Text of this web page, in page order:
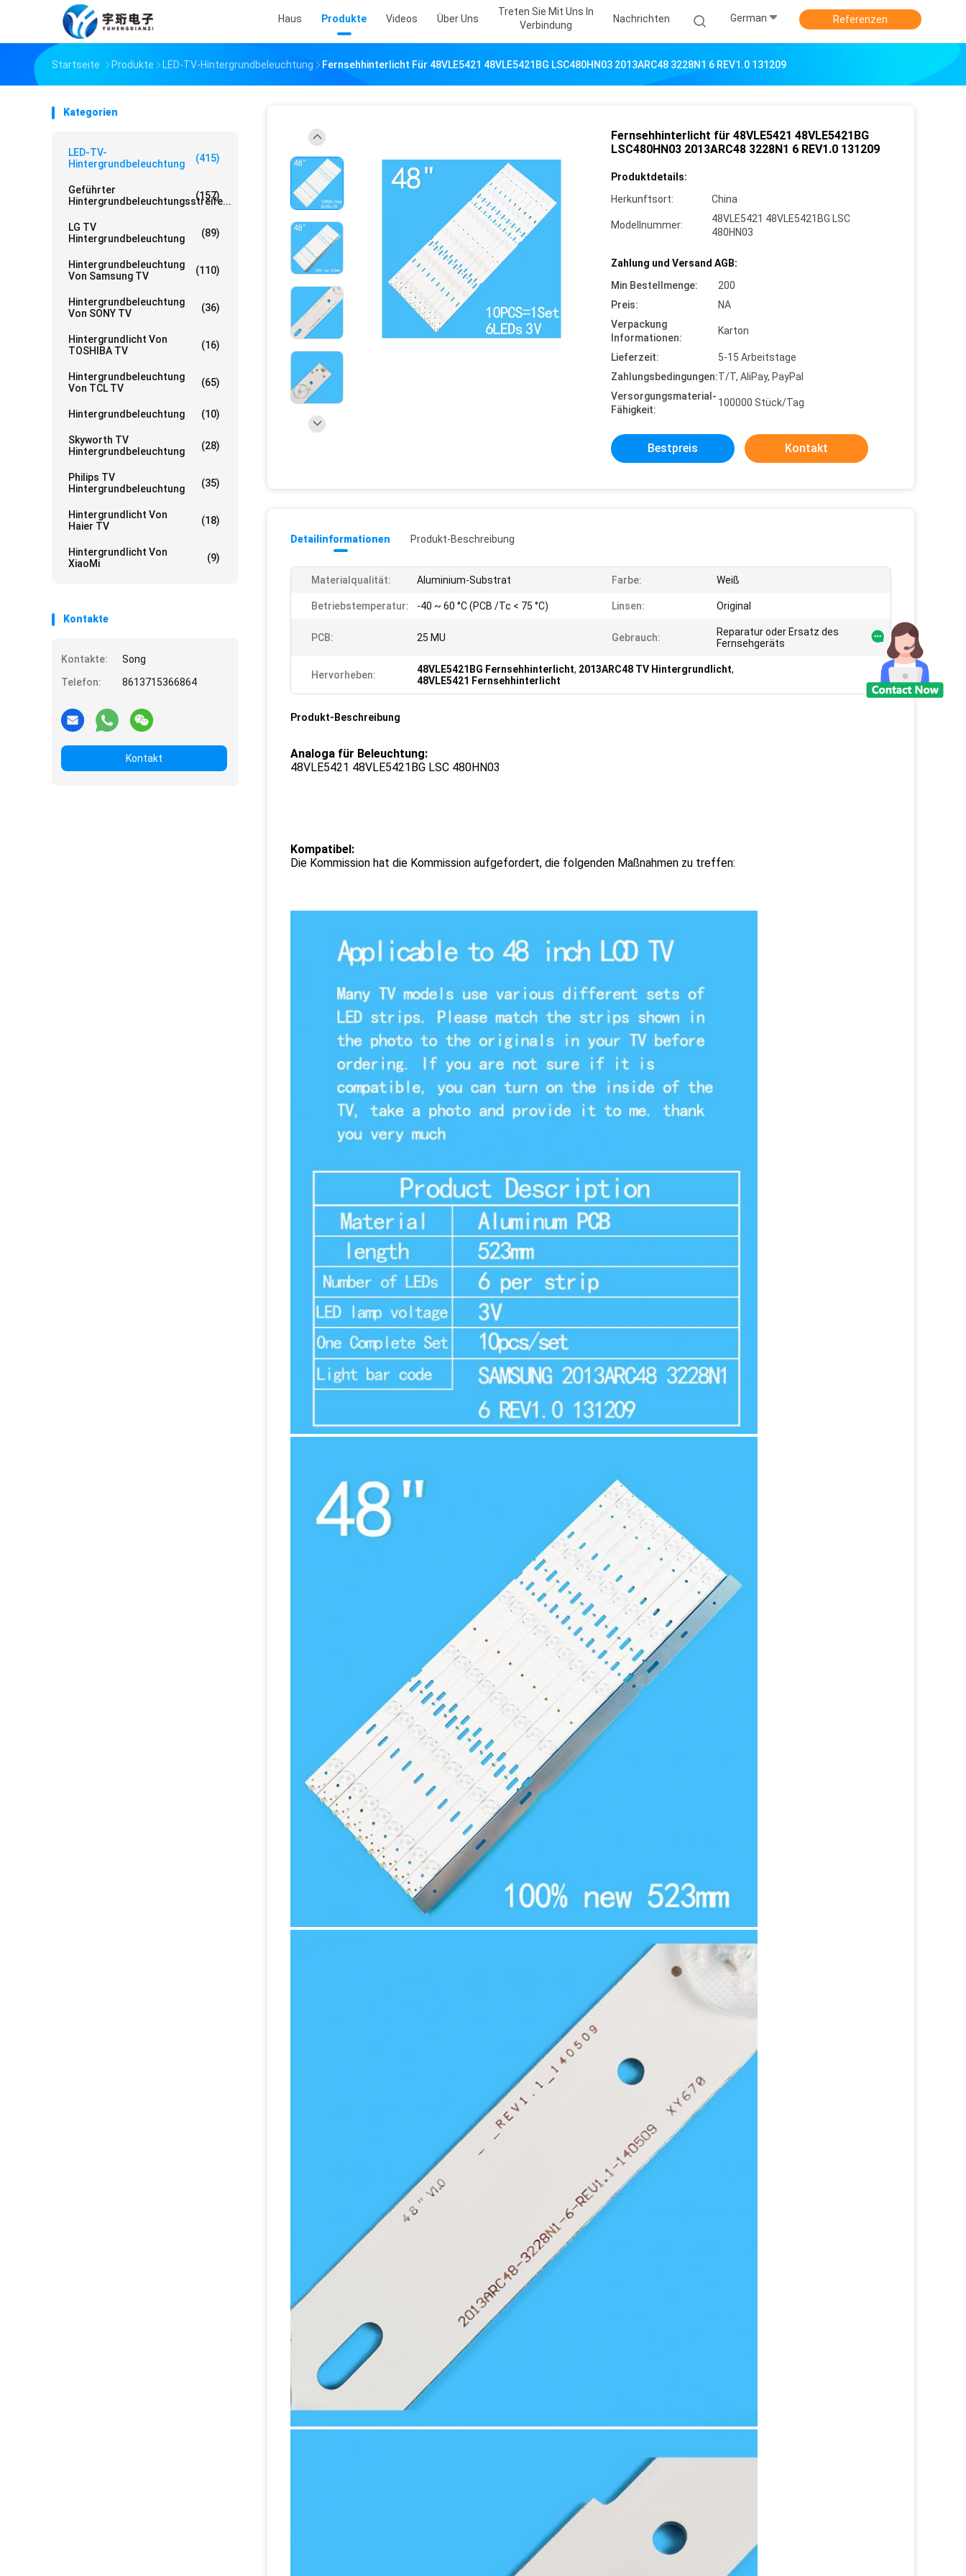
Haus Produkte Videos Über Uns
Treten Sie Mit Uns In
Verbindung
Nachrichten German Referenzen
Startseite Produkte LED-TV-Hintergrundbeleuchtung Fernsehhinterlicht Für 48VLE5421 48VLE5421BG LSC480HN03 2013ARC48 3228N1 6 REV1.0 131209
Kategorien
LED-TV-
Hintergrundbeleuchtung
(415)
Geführter
Hintergrundbeleuchtungsstreife...
(157)
LG TV
Hintergrundbeleuchtung
(89)
Hintergrundbeleuchtung
Von Samsung TV
(110)
Hintergrundbeleuchtung
Von SONY TV
(36)
Hintergrundlicht Von
TOSHIBA TV
(16)
Hintergrundbeleuchtung
Von TCL TV
(65)
Hintergrundbeleuchtung (10)
Skyworth TV
Hintergrundbeleuchtung
(28)
Philips TV
Hintergrundbeleuchtung
(35)
Hintergrundlicht Von
Haier TV
(18)
Hintergrundlicht Von
XiaoMi
(9)
Kontakte
Kontakte:
Song
Telefon:
8613715366864
Kontakt
Fernsehhinterlicht für 48VLE5421 48VLE5421BG
LSC480HN03 2013ARC48 3228N1 6 REV1.0 131209
Produktdetails:
Herkunftsort:
China
Modellnummer:
48VLE5421 48VLE5421BG LSC
480HN03
Zahlung und Versand AGB:
Min Bestellmenge:
200
Preis:
NA
Verpackung
Informationen:
Karton
Lieferzeit:
5-15 Arbeitstage
Zahlungsbedingungen:T/T, AliPay, PayPal
Versorgungsmaterial-
Fähigkeit:
100000 Stück/Tag
Bestpreis Kontakt
Detailinformationen Produkt-Beschreibung
Materialqualität: Aluminium-Substrat Farbe: Weiß
Betriebstemperatur: -40 ~ 60 °C (PCB /Tc < 75 °C) Linsen: Original
PCB: 25 MU Gebrauch:
Reparatur oder Ersatz des
Fernsehgeräts
Hervorheben: 48VLE5421BG Fernsehhinterlicht, 2013ARC48 TV Hintergrundlicht,
48VLE5421 Fernsehhinterlicht
Produkt-Beschreibung
Analoga für Beleuchtung:
48VLE5421 48VLE5421BG LSC 480HN03
Kompatibel:
Die Kommission hat die Kommission aufgefordert, die folgenden Maßnahmen zu treffen: